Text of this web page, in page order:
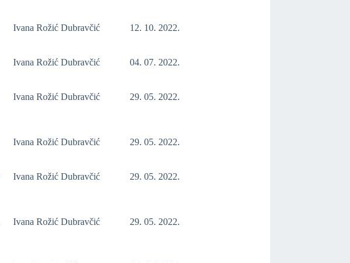
Ivana Rožić Dubravčić 12. 10. 2022.
Ivana Rožić Dubravčić 04. 07. 2022.
Ivana Rožić Dubravčić 29. 05. 2022.
Ivana Rožić Dubravčić 29. 05. 2022.
Ivana Rožić Dubravčić 29. 05. 2022.
Ivana Rožić Dubravčić 29. 05. 2022.